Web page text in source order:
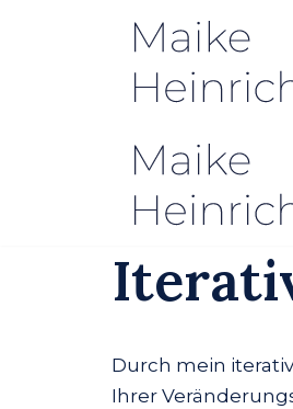
Durch mein
Ihrer